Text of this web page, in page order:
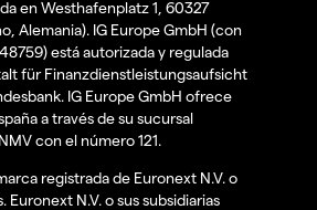
en Westhafenplatz 1, 60327
Alemania). IG Europe GmbH (con
está autorizada y regulada
für Finanzdienstleistungsaufsicht
IG Europe GmbH ofrece
a través de su sucursal
con el número 121.
registrada de Euronext N.V. o
Euronext N.V. o sus subsidiarias